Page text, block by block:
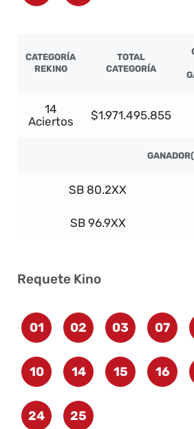
CATEGORÍA
REKINO
TOTAL
CATEGORÍA
14
Aciertos
$1.971.495.855
SB 80.2XX
SB 96.9XX
Requete Kino
01 02 03 07
10 14 15 16
24 25